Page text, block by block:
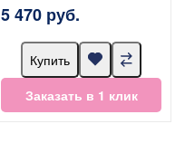
5 470 руб.
Купить
Заказать в 1 клик